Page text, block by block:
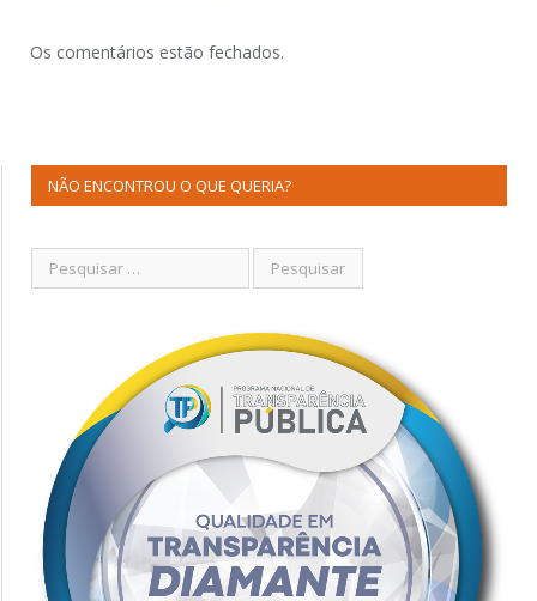
Os comentários estão fechados.
NÃO ENCONTROU O QUE QUERIA?